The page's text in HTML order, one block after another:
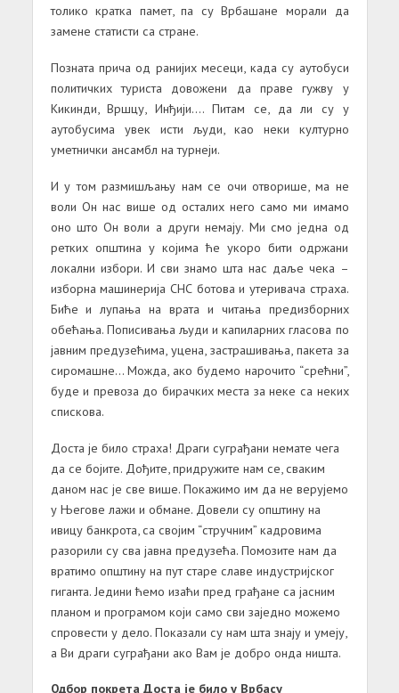
толико кратка памет, па су Врбашане морали да
замене статисти са стране.
Позната прича од ранијих месеци, када су аутобуси
политичких туриста довожени да праве гужву у
Кикинди, Вршцу, Инђији…. Питам се, да ли су у
аутобусима увек исти људи, као неки културно
уметнички ансамбл на турнеји.
И у том размишљању нам се очи отворише, ма не
воли Он нас више од осталих него само ми имамо
оно што Он воли а други немају. Ми смо једна од
ретких општина у којима ће укоро бити одржани
локални избори. И сви знамо шта нас даље чека –
изборна машинерија СНС ботова и утеривача страха.
Биће и лупања на врата и читања предизборних
обећања. Пописивања људи и капиларних гласова по
јавним предузећима, уцена, застрашивања, пакета за
сиромашне… Можда, ако будемо нарочито “срећни”,
буде и превоза до бирачких места за неке са неких
спискова.
Доста је било страха! Драги суграђани немате чега
да се бојите. Дођите, придружите нам се, сваким
даном нас је све више. Покажимо им да не верујемо
у Његове лажи и обмане. Довели су општину на
ивицу банкрота, са својим “стручним” кадровима
разорили су сва јавна предузећа. Помозите нам да
вратимо општину на пут старе славе индустријског
гиганта. Једини ћемо изаћи пред грађане са јасним
планом и програмом који само сви заједно можемо
спровести у дело. Показали су нам шта знају и умеју,
а Ви драги суграђани ако Вам је добро онда ништа.
Одбор покрета Доста је било у Врбасу